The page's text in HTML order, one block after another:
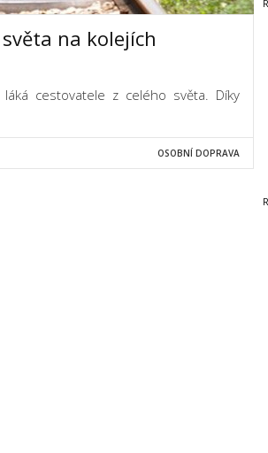
na kolejích
cestovatele z celého světa. Díky
OSOBNÍ DOPRAVA